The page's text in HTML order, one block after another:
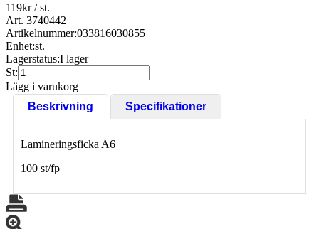
119kr/ st.
Art. 3740442
Artikelnummer:033816030855
Enhet:st.
Lagerstatus:I lager
St:
Lägg i varukorg
Beskrivning
Specifikationer
Lamineringsficka A6
100 st/fp